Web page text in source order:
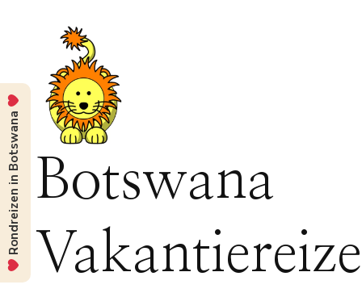
Botswana
Rondreizen in Botswana